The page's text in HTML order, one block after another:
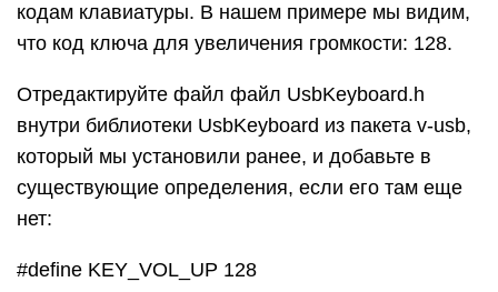
кодам клавиатуры. В нашем примере мы видим,
что код ключа для увеличения громкости: 128.
Отредактируйте файл файл UsbKeyboard.h
внутри библиотеки UsbKeyboard из пакета v-usb,
который мы установили ранее, и добавьте в
существующие определения, если его там еще
нет:
#define KEY_VOL_UP 128